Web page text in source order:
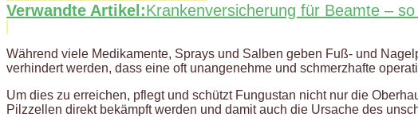
Verwandte Artikel:Krankenversicherung für Beamte –
Während viele Medikamente, Sprays und Salben geben Fuß- und
verhindert werden, dass eine oft unangenehme und schmerzhafte
Um dies zu erreichen, pflegt und schützt Fungustan nicht nur die
Pilzzellen direkt bekämpft werden und damit auch die Ursache des